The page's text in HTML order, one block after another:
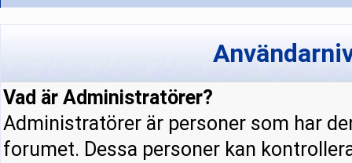
Vad är Administratörer?
Administratörer är personer som har
forumet. Dessa personer kan